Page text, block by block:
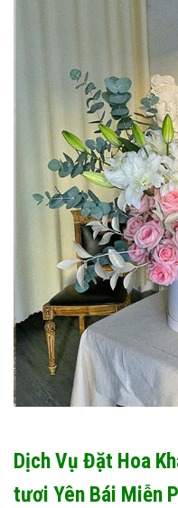
Dịch Vụ Đặt Hoa
tươi Yên Bái Miễn